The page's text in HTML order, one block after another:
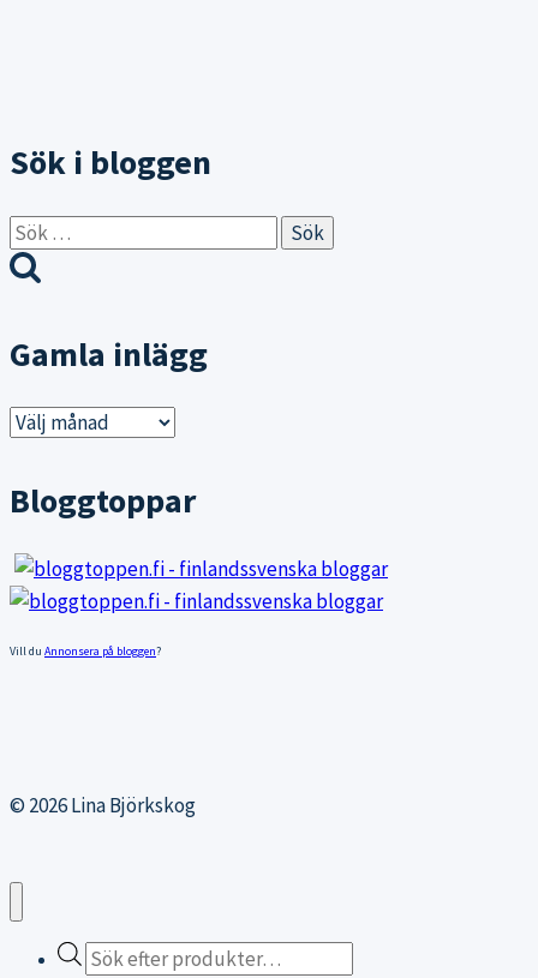
Sök i bloggen
Sök
efter:
Gamla inlägg
Gamla
Bloggtoppar
Vill du Annonsera på bloggen?
© 2026 Lina Björkskog
Products